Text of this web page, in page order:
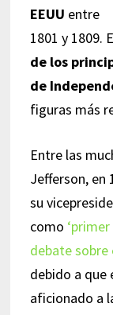
EEUU entre
1801 y 1809.
de los
de
figuras más
Entre las
Jefferson, en
su
como ‘primer
debate sobre
debido a que
aficionado a